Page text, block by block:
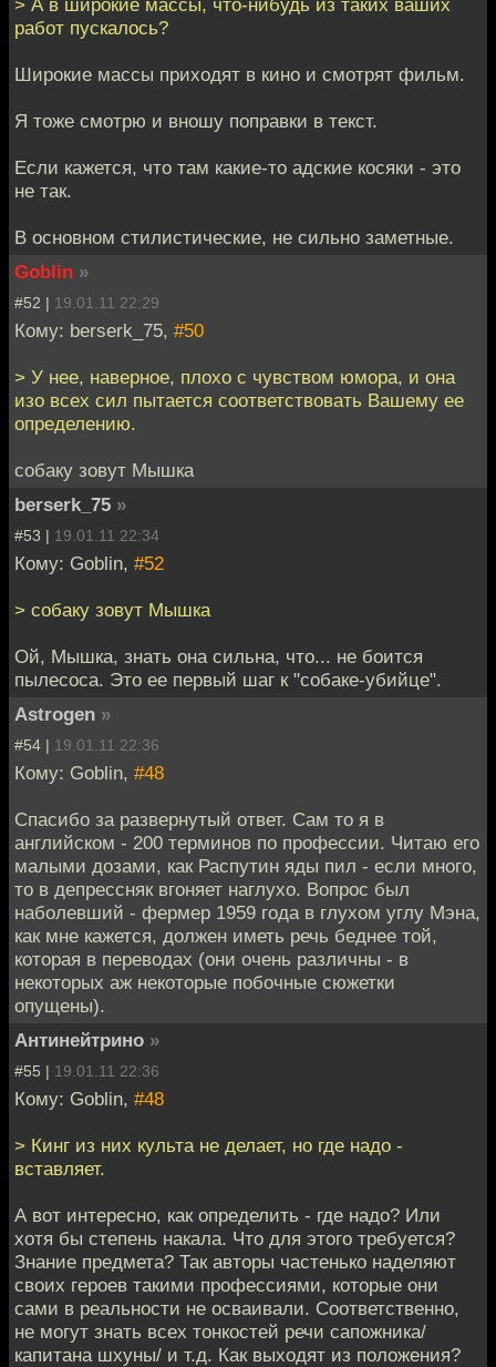
работ пускалось?
Широкие массы приходят в кино и смотрят фильм.
Я тоже смотрю и вношу поправки в текст.
Если кажется, что там какие-то адские косяки - это
не так.
В основном стилистические, не сильно заметные.
Goblin »
#52 | 19.01.11 22:29
Кому: berserk_75, #50
> У нее, наверное, плохо с чувством юмора, и она
изо всех сил пытается соответствовать Вашему ее
определению.
собаку зовут Мышка
berserk_75 »
#53 | 19.01.11 22:34
Кому: Goblin, #52
> собаку зовут Мышка
Ой, Мышка, знать она сильна, что... не боится
пылесоса. Это ее первый шаг к "собаке-убийце".
Astrogen »
#54 | 19.01.11 22:36
Кому: Goblin, #48
Спасибо за развернутый ответ. Сам то я в
английском - 200 терминов по профессии. Читаю его
малыми дозами, как Распутин яды пил - если много,
то в депрессняк вгоняет наглухо. Вопрос был
наболевший - фермер 1959 года в глухом углу Мэна,
как мне кажется, должен иметь речь беднее той,
которая в переводах (они очень различны - в
некоторых аж некоторые побочные сюжетки
опущены).
Антинейтрино »
#55 | 19.01.11 22:36
Кому: Goblin, #48
> Кинг из них культа не делает, но где надо -
вставляет.
А вот интересно, как определить - где надо? Или
хотя бы степень накала. Что для этого требуется?
Знание предмета? Так авторы частенько наделяют
своих героев такими профессиями, которые они
сами в реальности не осваивали. Соответственно,
не могут знать всех тонкостей речи сапожника/
капитана шхуны/ и т.д. Как выходят из положения?